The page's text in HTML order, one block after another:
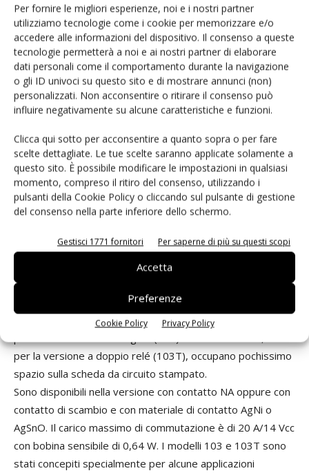
Per fornire le migliori esperienze, noi e i nostri partner
utilizziamo tecnologie come i cookie per memorizzare e/o
accedere alle informazioni del dispositivo. Il consenso a queste
tecnologie permetterà a noi e ai nostri partner di elaborare
dati personali come il comportamento durante la navigazione
o gli ID univoci su questo sito e di mostrare annunci (non)
personalizzati. Non acconsentire o ritirare il consenso può
influire negativamente su alcune caratteristiche e funzioni.
Clicca qui sotto per acconsentire a quanto sopra o per fare
scelte dettagliate. Le tue scelte saranno applicate solamente a
questo sito. È possibile modificare le impostazioni in qualsiasi
momento, compreso il ritiro del consenso, utilizzando i
pulsanti della Cookie Policy o cliccando sul pulsante di gestione
del consenso nella parte inferiore dello schermo.
Gestisci 1771 fornitori Per saperne di più su questi scopi
Accetta
Preferenze
Cookie Policy Privacy Policy
mA) con doppi contatti (4A). Il 205 è offerto con bobine da
12 Vcc a 220 Vcc e da 24 Vca a 230 Vca, e con due diversi
tipi di materiali di contatto, in AgNi per commutare correnti
da 50 mA a 10 A e in AgNi dorato, per commutare
bassissime correnti. Song Chuan produce il relé 205 con
indicatore meccanico o a led, tasto di prova e diodo in
zoccoli per barra Din, di moduli e accessori, che
permettono di completare le versioni a seconda delle
esigenze del cliente. Grazie alla sua particolare robustezza,
il relé garantisce un'ottima durata di vita elettrica e un'alta
affidabilità nel tempo. Le più tipiche applicazioni del 205
nell'automazione industriale.
Relé per automotive: piccoli, ma potentissimi
, con dimensioni di soli 14 x 7,2 x 13,5 mm
per la versione a doppio relé (103T), occupano pochissimo
spazio sulla scheda da circuito stampato.
Sono disponibili nella versione con contatto NA oppure con
contatto di scambio e con materiale di contatto AgNi o
AgSnO. Il carico massimo di commutazione è di 20 A/14 Vcc
con bobina sensibile di 0,64 W. I modelli 103 e 103T sono
stati concepiti specialmente per alcune applicazioni